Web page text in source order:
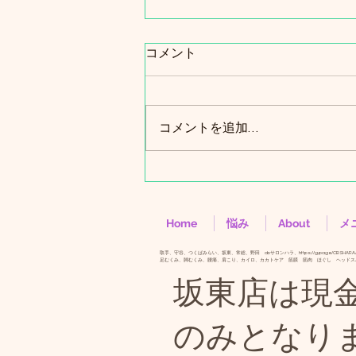
レイアウト変更
コメント
コメントを追加…
Home 悩み About メ
取手、守谷、つくばみらい、坂東、常総、野田 cbサロンハラ、
https://g.page/
足むくみ、脚むくみ、腰痛、肩こり、カイロ、カカトケア 筋膜 筋肉 ほぐし ヘッドス
坂東店は現
のみとなり